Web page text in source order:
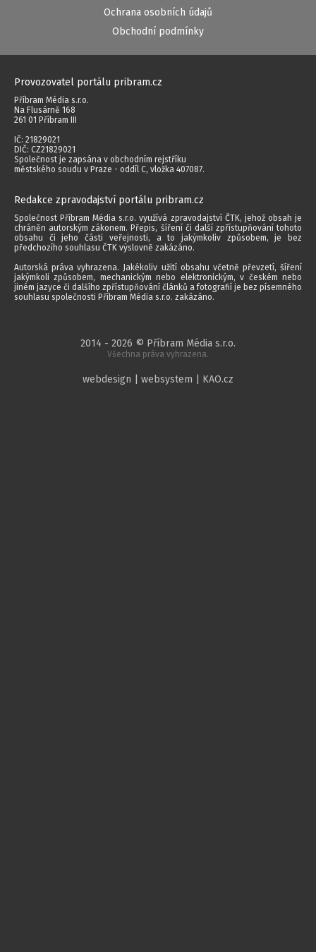
Ochrana osobních údajů
Obchodní podmínky
Provozovatel portálu pribram.cz
Příbram Média s.r.o.
Na Flusárně 168
261 01 Příbram III
IČ: 21829021
DIČ: CZ21829021
Společnost je zapsána v obchodním rejstříku
městského soudu v Praze - oddíl C, vložka 407087.
Redakce zpravodajství portálu pribram.cz
Společnost Příbram Média s.r.o. využívá zpravodajství ČTK, jehož obsah je
chráněn autorským zákonem. Přepis, šíření či další zpřístupňování tohoto
obsahu či jeho části veřejnosti, a to jakýmkoliv způsobem, je bez
předchozího souhlasu ČTK výslovně zakázáno.
Autorská práva vyhrazena. Jakékoliv užití obsahu včetně převzetí, šíření
jakýmkoli způsobem, mechanickým nebo elektronickým, v českém nebo
jiném jazyce či dalšího zpřístupňování článků a fotografií je bez písemného
souhlasu společnosti Příbram Média s.r.o. zakázáno.
2014 - 2026 © Příbram Média s.r.o.
Všechna práva vyhrazena.
webdesign | websystem | KAO.cz